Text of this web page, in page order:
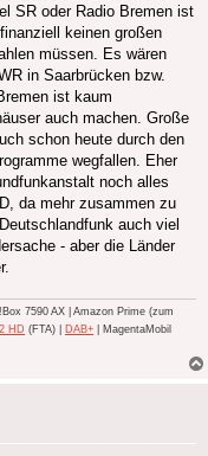
SR oder Radio Bremen ist
keinen großen
müssen. Es wären
in Saarbrücken bzw.
ist kaum
auch machen. Große
schon heute durch den
wegfallen. Eher
noch alles
da mehr zusammen zu
auch viel
- aber die Länder
7590 AX | Amazon Prime (zum
HD (FTA) | DAB+ | MagentaMobil